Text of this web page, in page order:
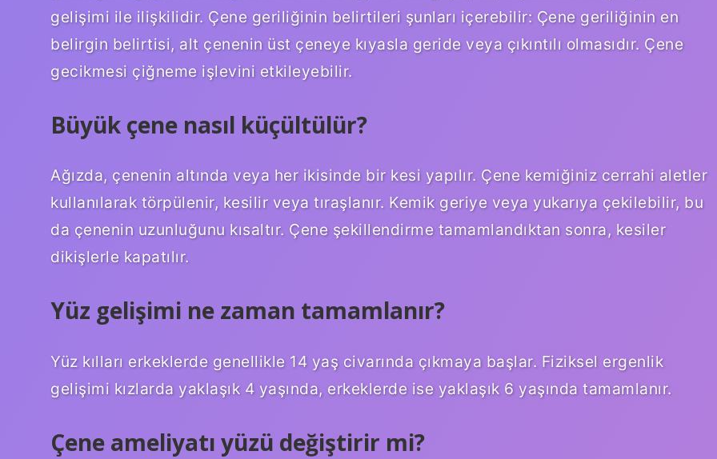
gelişimi ile ilişkilidir. Çene geriliğinin belirtileri şunları içerebilir: Çene geriliğinin en
belirgin belirtisi, alt çenenin üst çeneye kıyasla geride veya çıkıntılı olmasıdır. Çene
gecikmesi çiğneme işlevini etkileyebilir.
Büyük çene nasıl küçültülür?
Ağızda, çenenin altında veya her ikisinde bir kesi yapılır. Çene kemiğiniz cerrahi aletler
kullanılarak törpülenir, kesilir veya tıraşlanır. Kemik geriye veya yukarıya çekilebilir, bu
da çenenin uzunluğunu kısaltır. Çene şekillendirme tamamlandıktan sonra, kesiler
dikişlerle kapatılır.
Yüz gelişimi ne zaman tamamlanır?
Yüz kılları erkeklerde genellikle 14 yaş civarında çıkmaya başlar. Fiziksel ergenlik
gelişimi kızlarda yaklaşık 4 yaşında, erkeklerde ise yaklaşık 6 yaşında tamamlanır.
Çene ameliyatı yüzü değiştirir mi?